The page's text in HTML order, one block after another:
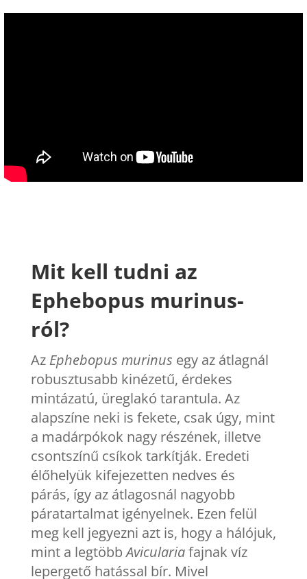
Mit kell tudni az
Ephebopus murinus-
ról?
Az Ephebopus murinus egy az átlagnál
robusztusabb kinézetű, érdekes
mintázatú, üreglakó tarantula. Az
alapszíne neki is fekete, csak úgy, mint
a madárpókok nagy részének, illetve
csontszínű csíkok tarkítják. Eredeti
élőhelyük kifejezetten nedves és
párás, így az átlagosnál nagyobb
páratartalmat igényelnek. Ezen felül
meg kell jegyezni azt is, hogy a hálójuk,
mint a legtöbbAviculariafajnak víz
lepergető hatással bír. Mivel